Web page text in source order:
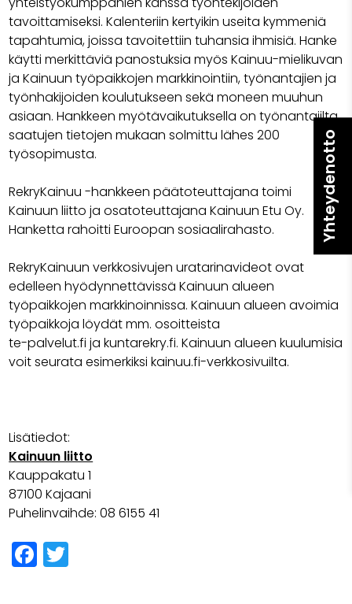
tavoittamiseksi. Kalenteriin kertyikin useita kymmeniä
tapahtumia, joissa tavoitettiin tuhansia ihmisiä. Hanke
käytti merkittäviä panostuksia myös Kainuu-mielikuvan
ja Kainuun työpaikkojen markkinointiin, työnantajien ja
työnhakijoiden koulutukseen sekä moneen muuhun
asiaan. Hankkeen myötävaikutuksella on työnantajilta
saatujen tietojen mukaan solmittu lähes 200
työsopimusta.
RekryKainuu -hankkeen päätoteuttajana toimi
Kainuun liitto ja osatoteuttajana Kainuun Etu Oy.
Hanketta rahoitti Euroopan sosiaalirahasto.
RekryKainuun verkkosivujen uratarinavideot ovat
edelleen hyödynnettävissä Kainuun alueen
työpaikkojen markkinoinnissa. Kainuun alueen avoimia
työpaikkoja löydät mm. osoitteista
te-palvelut.fi ja kuntarekry.fi. Kainuun alueen kuulumisia
voit seurata esimerkiksi kainuu.fi-verkkosivuilta.
Lisätiedot:
Kainuun liitto
Kauppakatu 1
87100 Kajaani
Puhelinvaihde: 08 6155 41
Facebook
Yhteydenotto